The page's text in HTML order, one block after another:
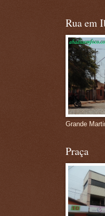
Rua em
Grande
Praça